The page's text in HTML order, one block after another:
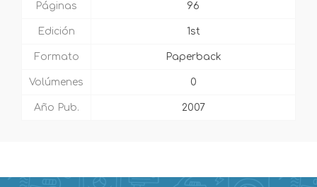
Páginas 96
Edición 1st
Formato Paperback
Volúmenes 0
Año Pub. 2007